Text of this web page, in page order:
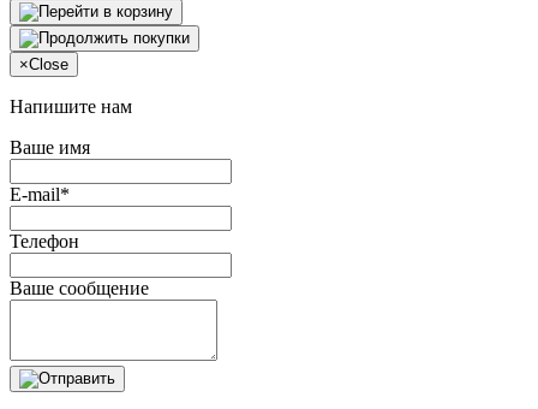
×Close
Напишите нам
Ваше имя
E-mail*
Телефон
Ваше сообщение